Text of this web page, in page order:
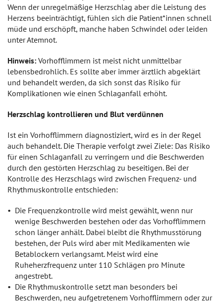
Wenn der unregelmäßige Herzschlag aber die Leistung des
Herzens beeinträchtigt, fühlen sich die Patient*innen schnell
müde und erschöpft, manche haben Schwindel oder leiden
unter Atemnot.
Hinweis: Vorhofflimmern ist meist nicht unmittelbar
lebensbedrohlich. Es sollte aber immer ärztlich abgeklärt
und behandelt werden, da sich sonst das Risiko für
Komplikationen wie einen Schlaganfall erhöht.
Herzschlag kontrollieren und Blut verdünnen
Ist ein Vorhofflimmern diagnostiziert, wird es in der Regel
auch behandelt. Die Therapie verfolgt zwei Ziele: Das Risiko
für einen Schlaganfall zu verringern und die Beschwerden
durch den gestörten Herzschlag zu beseitigen. Bei der
Kontrolle des Herzschlags wird zwischen Frequenz- und
Rhythmuskontrolle entschieden:
Die Frequenzkontrolle wird meist gewählt, wenn nur
wenige Beschwerden bestehen oder das Vorhofflimmern
schon länger anhält. Dabei bleibt die Rhythmusstörung
bestehen, der Puls wird aber mit Medikamenten wie
Betablockern verlangsamt. Meist wird eine
Ruheherzfrequenz unter 110 Schlägen pro Minute
angestrebt.
Die Rhythmuskontrolle setzt man besonders bei
Beschwerden, neu aufgetretenem Vorhofflimmern oder zur